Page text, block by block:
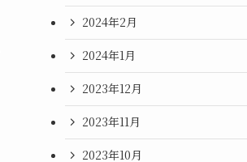
2024年2月
2024年1月
2023年12月
2023年11月
2023年10月